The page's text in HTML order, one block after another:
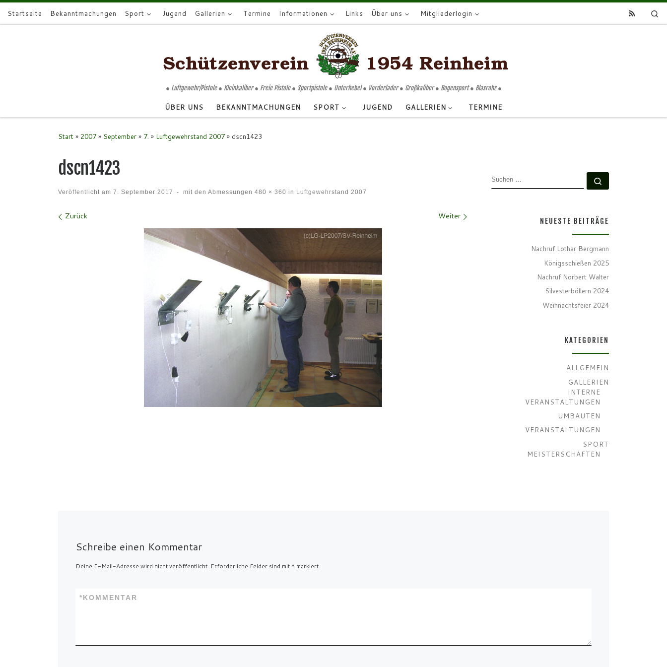
Zum Inhalt springen
Startseite Bekanntmachungen Sport Jugend Gallerien Termine Informationen Links Über uns Mitgliederlogin
● Luftgewehr/Pistole ● Kleinkaliber ● Freie Pistole ● Sportpistole ● Unterhebel ● Vorderlader ● Großkaliber ● Bogensport ● Blasrohr ●
ÜBER UNS BEKANNTMACHUNGEN SPORT JUGEND GALLERIEN TERMINE
Start » 2007 » September » 7. » Luftgewehrstand 2007 » dscn1423
dscn1423
Veröffentlicht am 7. September 2017 - mit den Abmessungen 480 × 360 in Luftgewehrstand 2007
Bilder Navigation
Zurück Weiter
Schreibe einen Kommentar
Deine E-Mail-Adresse wird nicht veröffentlicht. Erforderliche Felder sind mit * markiert
KOMMENTAR
*
SUCHE
NEUESTE BEITRÄGE
Nachruf Lothar Bergmann
Königsschießen 2025
Nachruf Norbert Walter
Silvesterböllern 2024
Weihnachtsfeier 2024
KATEGORIEN
ALLGEMEIN
GALLERIEN
INTERNE
VERANSTALTUNGEN
UMBAUTEN
VERANSTALTUNGEN
SPORT
MEISTERSCHAFTEN